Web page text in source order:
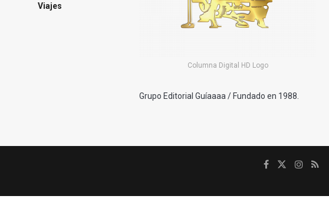
Viajes
Columna Digital HD Logo
Grupo Editorial Guíaaaa / Fundado en 1988.